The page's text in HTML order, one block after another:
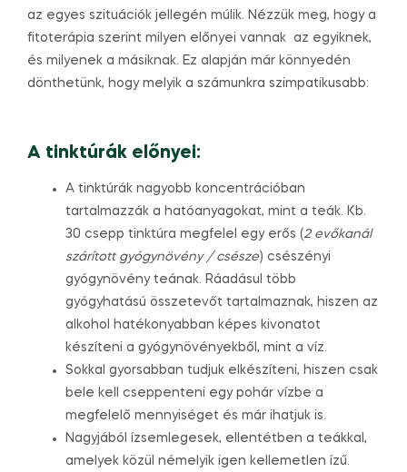
az egyes szituációk jellegén múlik. Nézzük meg, hogy a
fitoterápia szerint milyen előnyei vannak az egyiknek,
és milyenek a másiknak. Ez alapján már könnyedén
dönthetünk, hogy melyik a számunkra szimpatikusabb:
A tinktúrák előnyei:
A tinktúrák nagyobb koncentrációban
tartalmazzák a hatóanyagokat, mint a teák. Kb.
30 csepp tinktúra megfelel egy erős (2 evőkanál
szárított gyógynövény / csésze) csészényi
gyógynövény teának. Ráadásul több
gyógyhatású összetevőt tartalmaznak, hiszen az
alkohol hatékonyabban képes kivonatot
készíteni a gyógynövényekből, mint a víz.
Sokkal gyorsabban tudjuk elkészíteni, hiszen csak
bele kell cseppenteni egy pohár vízbe a
megfelelő mennyiséget és már ihatjuk is.
Nagyjából ízsemlegesek, ellentétben a teákkal,
amelyek közül némelyik igen kellemetlen ízű.